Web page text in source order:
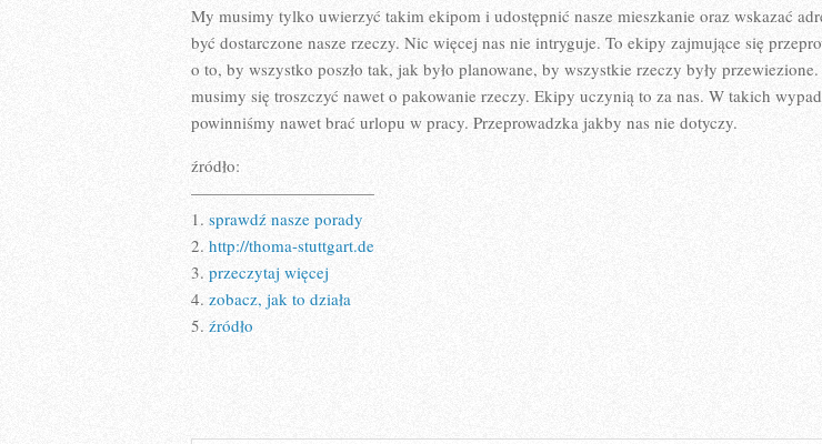
My musimy tylko uwierzyć takim ekipom i udostępnić nasze mieszkanie oraz wskazać
być dostarczone nasze rzeczy. Nic więcej nas nie intryguje. To ekipy zajmujące się
o to, by wszystko poszło tak, jak było planowane, by wszystkie rzeczy były
musimy się troszczyć nawet o pakowanie rzeczy. Ekipy uczynią to za nas. W takich
powinniśmy nawet brać urlopu w pracy. Przeprowadzka jakby nas nie dotyczy.
źródło:
———————————
1. sprawdź nasze porady
2. http://thoma-stuttgart.de
3. przeczytaj więcej
4. zobacz, jak to działa
5. źródło